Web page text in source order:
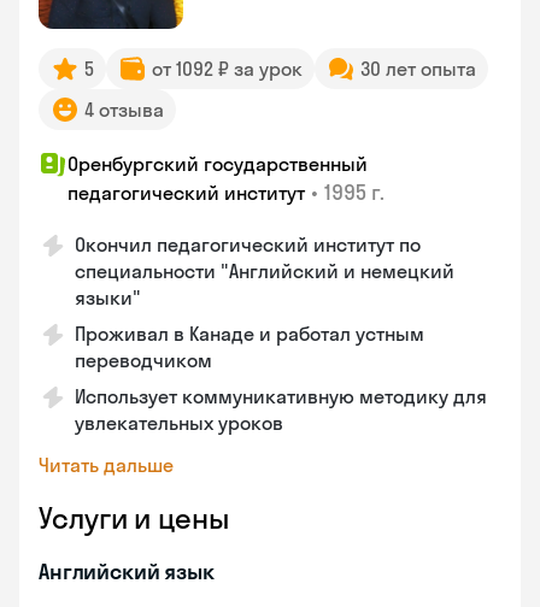
5 от 1092 ₽ за урок
30 лет опыта
4 отзыва
Оренбургский государственный
педагогический институт • 1995 г.
Окончил педагогический институт по
специальности "Английский и немецкий
языки"
Проживал в Канаде и работал устным
переводчиком
Использует коммуникативную методику для
увлекательных уроков
Читать дальше
Услуги и цены
Английский язык